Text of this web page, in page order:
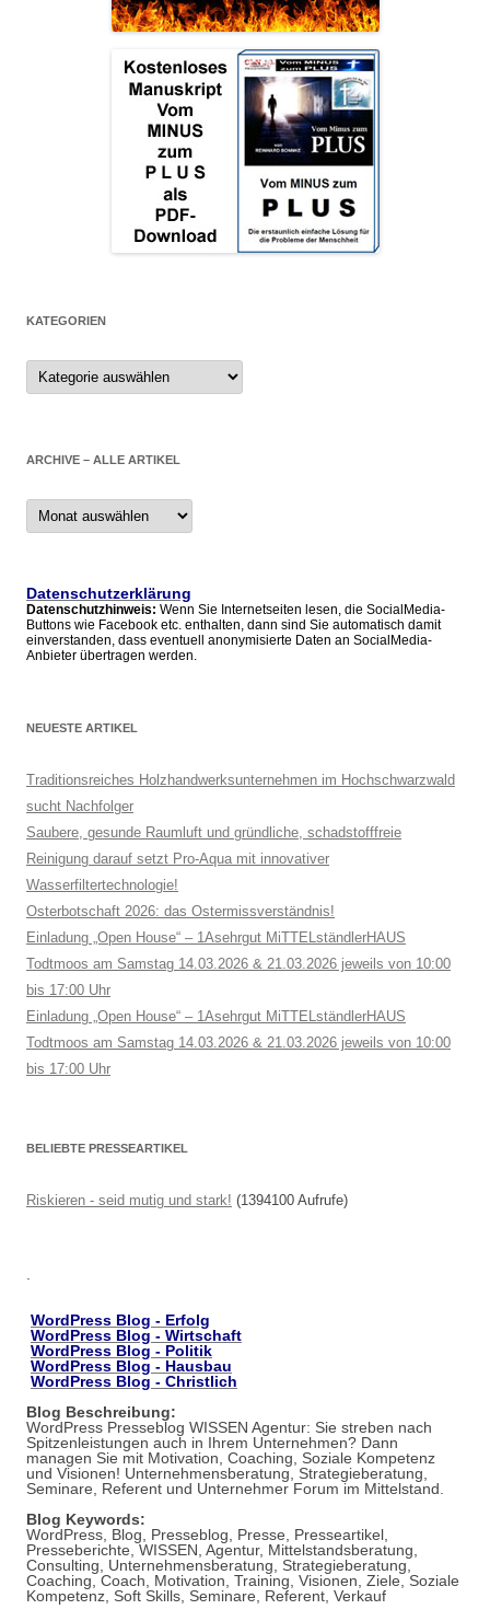
KATEGORIEN
Kategorien
ARCHIVE – ALLE ARTIKEL
Archive
alle
Datenschutzerklärung
Datenschutzhinweis: Wenn Sie Internetseiten lesen, die SocialMedia-
Buttons wie Facebook etc. enthalten, dann sind Sie automatisch damit
einverstanden, dass eventuell anonymisierte Daten an SocialMedia-
Anbieter übertragen werden.
NEUESTE ARTIKEL
Traditionsreiches Holzhandwerksunternehmen im Hochschwarzwald
sucht Nachfolger
Saubere, gesunde Raumluft und gründliche, schadstofffreie
Reinigung darauf setzt Pro-Aqua mit innovativer
Wasserfiltertechnologie!
Osterbotschaft 2026: das Ostermissverständnis!
Einladung „Open House“ – 1Asehrgut MiTTELständlerHAUS
Todtmoos am Samstag 14.03.2026 & 21.03.2026 jeweils von 10:00
bis 17:00 Uhr
Einladung „Open House“ – 1Asehrgut MiTTELständlerHAUS
Todtmoos am Samstag 14.03.2026 & 21.03.2026 jeweils von 10:00
bis 17:00 Uhr
BELIEBTE PRESSEARTIKEL
Riskieren - seid mutig und stark! (1394100 Aufrufe)
WordPress Blog - Erfolg
WordPress Blog - Wirtschaft
WordPress Blog - Politik
WordPress Blog - Hausbau
WordPress Blog - Christlich
Blog Beschreibung:
WordPress Presseblog WISSEN Agentur: Sie streben nach
Spitzenleistungen auch in Ihrem Unternehmen? Dann
managen Sie mit Motivation, Coaching, Soziale Kompetenz
und Visionen! Unternehmensberatung, Strategieberatung,
Seminare, Referent und Unternehmer Forum im Mittelstand.
Blog Keywords:
WordPress, Blog, Presseblog, Presse, Presseartikel,
Presseberichte, WISSEN, Agentur, Mittelstandsberatung,
Consulting, Unternehmensberatung, Strategieberatung,
Coaching, Coach, Motivation, Training, Visionen, Ziele, Soziale
Kompetenz, Soft Skills, Seminare, Referent, Verkauf